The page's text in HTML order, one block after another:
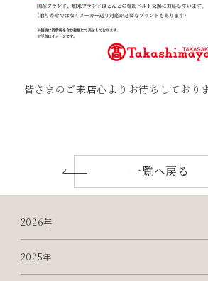
皆さまのご来店心よりお待ちしておりま
一覧へ戻る
2026年
2025年